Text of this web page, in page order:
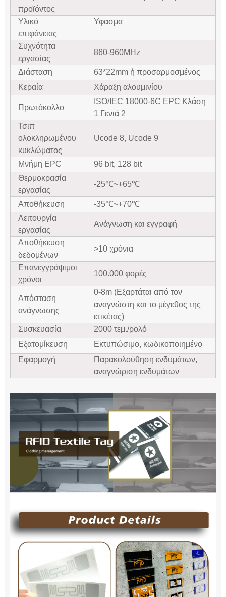
προϊόντος
Υλικό
επιφάνειας
Υφασμα
Συχνότητα
εργασίας
860-960MHz
Διάσταση
63*22mm ή προσαρμοσμένος
Κεραία
Χάραξη αλουμινίου
Πρωτόκολλο
ISO/IEC 18000-6C EPC Κλάση
1 Γενιά 2
Τσιπ
ολοκληρωμένου
κυκλώματος
Ucode 8, Ucode 9
Μνήμη EPC
96 bit, 128 bit
Θερμοκρασία
εργασίας
-25℃~+65℃
Αποθήκευση
-35℃~+70℃
Λειτουργία
εργασίας
Ανάγνωση και εγγραφή
Αποθήκευση
δεδομένων
>10 χρόνια
Επανεγγράψιμοι
χρόνοι
100.000 φορές
Απόσταση
ανάγνωσης
0-8m (Εξαρτάται από τον
αναγνώστη και το μέγεθος της
ετικέτας)
Συσκευασία
2000 τεμ./ρολό
Εξατομίκευση
Εκτυπώσιμο, κωδικοποιημένο
Εφαρμογή
Παρακολούθηση ενδυμάτων,
αναγνώριση ενδυμάτων